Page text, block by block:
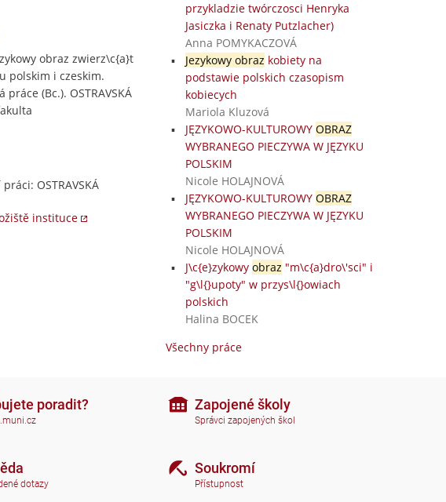
obraz zwierz\c{a}t
polskim i czeskim.
(Bc.). OSTRAVSKÁ
OSTRAVSKÁ
instituce
przykladzie twórczosci Henryka
Jasiczka i Renaty Putzlacher)
Anna POMYKACZOVÁ
Jezykowy obraz kobiety na
podstawie polskich czasopism
kobiecych
Mariola Kluzová
JĘZYKOWO-KULTUROWY OBRAZ
WYBRANEGO PIECZYWA W JĘZYKU
POLSKIM
Nicole HOLAJNOVÁ
JĘZYKOWO-KULTUROWY OBRAZ
WYBRANEGO PIECZYWA W JĘZYKU
POLSKIM
Nicole HOLAJNOVÁ
J\c{e}zykowy obraz "m\c{a}dro\'sci" i
"g\l{}upoty" w przys\l{}owiach
polskich
Halina BOCEK
Všechny práce
poradit?
dotazy
Zapojené školy
Správci zapojených škol
Soukromí
Přístupnost